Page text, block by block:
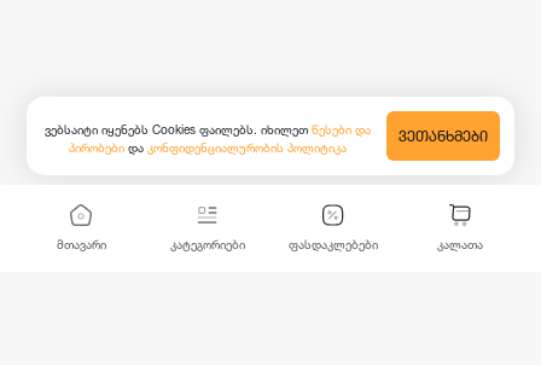
მთავარი კატეგორიები ფასდაკლებები კალათა
ვებსაიტი იყენებს Cookies ფაილებს. იხილეთ წესები და
პირობები და კონფიდენციალურობის პოლიტიკა
ᲕᲔᲗᲐᲜᲮᲛᲔᲑᲘ